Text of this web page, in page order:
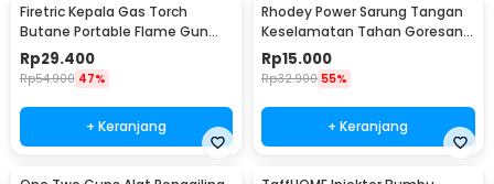
Firetric Kepala Gas Torch
Butane Portable Flame Gun
Adjustable - 807
Rp29.400
Rp54.900 47%
+ Keranjang
Rhodey Power Sarung Tangan
Keselamatan Tahan Goresan
Pisau - EN388
Rp15.000
Rp32.900 55%
+ Keranjang